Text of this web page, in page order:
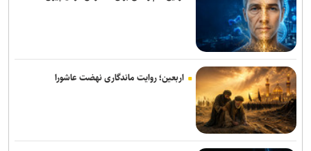
اربعین امسال جلوه‌ای از وفاداری امت اسلامی به قائد شهید بود
پیام تسلیت وزیر فرهنگ در پی درگذشت نویسنده پیشکسوت مطبوعات
«محمد حقیقی» درگذشت
اربعین؛ روایت ماندگاری نهضت عاشورا